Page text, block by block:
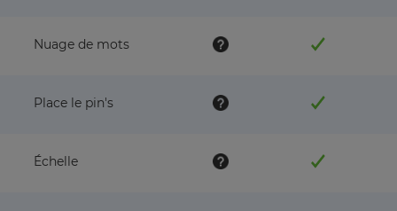
Nuage de mots
Place le pin's
Échelle